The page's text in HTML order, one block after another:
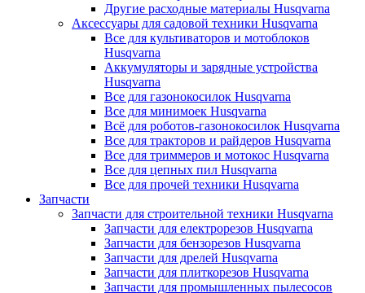
Другие расходные материалы Husqvarna
Аксессуары для садовой техники Husqvarna
Все для культиваторов и мотоблоков
Husqvarna
Аккумуляторы и зарядные устройства
Husqvarna
Все для газонокосилок Husqvarna
Все для минимоек Husqvarna
Всё для роботов-газонокосилок Husqvarna
Все для тракторов и райдеров Husqvarna
Все для триммеров и мотокос Husqvarna
Все для цепных пил Husqvarna
Все для прочей техники Husqvarna
Запчасти
Запчасти для строительной техники Husqvarna
Запчасти для електрорезов Husqvarna
Запчасти для бензорезов Husqvarna
Запчасти для дрелей Husqvarna
Запчасти для плиткорезов Husqvarna
Запчасти для промышленных пылесосов